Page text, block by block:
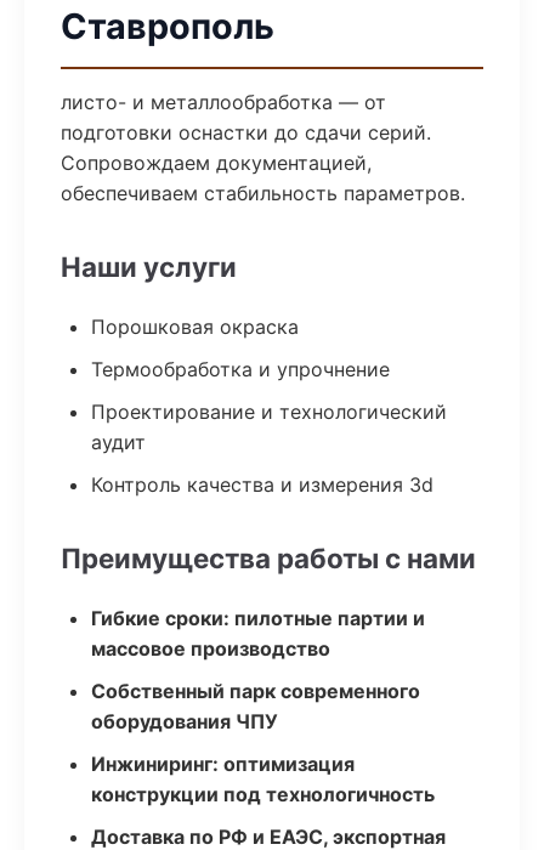
Ставрополь
листо- и металлообработка — от
подготовки оснастки до сдачи серий.
Сопровождаем документацией,
обеспечиваем стабильность параметров.
Наши услуги
Порошковая окраска
Термообработка и упрочнение
Проектирование и технологический
аудит
Контроль качества и измерения 3d
Преимущества работы с нами
Гибкие сроки: пилотные партии и
массовое производство
Собственный парк современного
оборудования ЧПУ
Инжиниринг: оптимизация
конструкции под технологичность
Доставка по РФ и ЕАЭС, экспортная